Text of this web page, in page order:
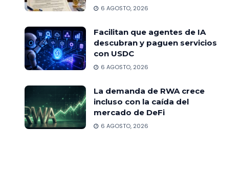
6 AGOSTO, 2026
Facilitan que agentes de IA
descubran y paguen servicios
con USDC
6 AGOSTO, 2026
La demanda de RWA crece
incluso con la caída del
mercado de DeFi
6 AGOSTO, 2026